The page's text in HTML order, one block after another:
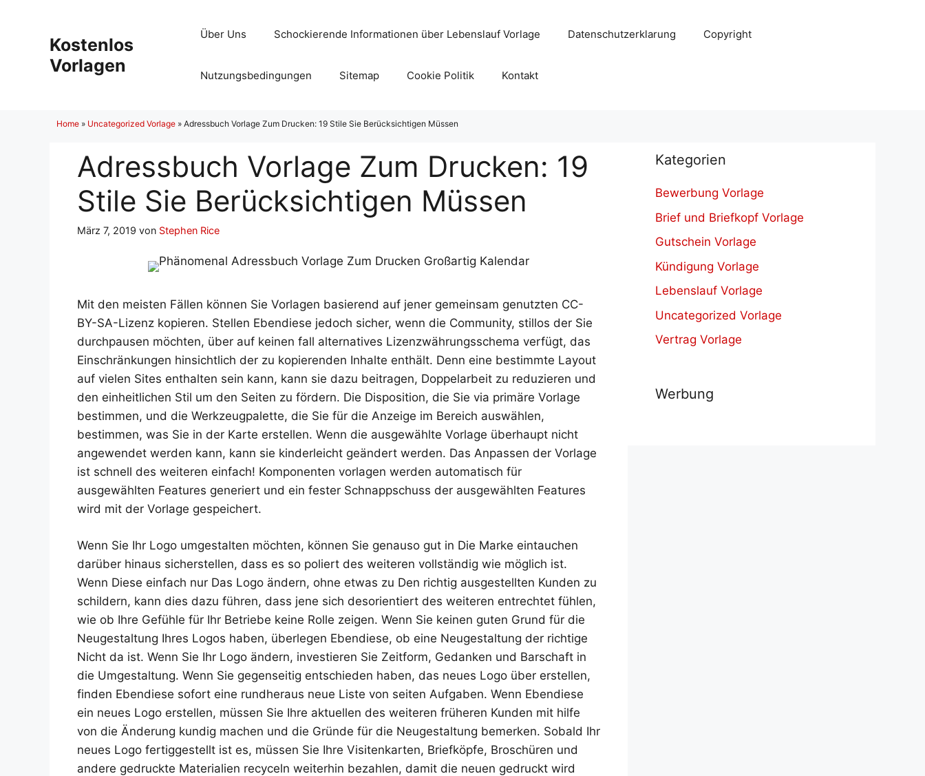
Kostenlos
Vorlagen
Über Uns Schockierende Informationen über Lebenslauf Vorlage Datenschutzerklarung Copyright
Nutzungsbedingungen Sitemap Cookie Politik Kontakt
Home » Uncategorized Vorlage » Adressbuch Vorlage Zum Drucken: 19 Stile Sie Berücksichtigen Müssen
Adressbuch Vorlage Zum Drucken: 19
Stile Sie Berücksichtigen Müssen
März 7, 2019 von Stephen Rice
Mit den meisten Fällen können Sie Vorlagen basierend auf jener gemeinsam genutzten CC-
BY-SA-Lizenz kopieren. Stellen Ebendiese jedoch sicher, wenn die Community, stillos der Sie
durchpausen möchten, über auf keinen fall alternatives Lizenzwährungsschema verfügt, das
Einschränkungen hinsichtlich der zu kopierenden Inhalte enthält. Denn eine bestimmte Layout
auf vielen Sites enthalten sein kann, kann sie dazu beitragen, Doppelarbeit zu reduzieren und
den einheitlichen Stil um den Seiten zu fördern. Die Disposition, die Sie via primäre Vorlage
bestimmen, und die Werkzeugpalette, die Sie für die Anzeige im Bereich auswählen,
bestimmen, was Sie in der Karte erstellen. Wenn die ausgewählte Vorlage überhaupt nicht
angewendet werden kann, kann sie kinderleicht geändert werden. Das Anpassen der Vorlage
ist schnell des weiteren einfach! Komponenten vorlagen werden automatisch für
ausgewählten Features generiert und ein fester Schnappschuss der ausgewählten Features
wird mit der Vorlage gespeichert.
Wenn Sie Ihr Logo umgestalten möchten, können Sie genauso gut in Die Marke eintauchen
darüber hinaus sicherstellen, dass es so poliert des weiteren vollständig wie möglich ist.
Wenn Diese einfach nur Das Logo ändern, ohne etwas zu Den richtig ausgestellten Kunden zu
schildern, kann dies dazu führen, dass jene sich desorientiert des weiteren entrechtet fühlen,
wie ob Ihre Gefühle für Ihr Betriebe keine Rolle zeigen. Wenn Sie keinen guten Grund für die
Neugestaltung Ihres Logos haben, überlegen Ebendiese, ob eine Neugestaltung der richtige
Nicht da ist. Wenn Sie Ihr Logo ändern, investieren Sie Zeitform, Gedanken und Barschaft in
die Umgestaltung. Wenn Sie gegenseitig entschieden haben, das neues Logo über erstellen,
finden Ebendiese sofort eine rundheraus neue Liste von seiten Aufgaben. Wenn Ebendiese
ein neues Logo erstellen, müssen Sie Ihre aktuellen des weiteren früheren Kunden mit hilfe
von die Änderung kundig machen und die Gründe für die Neugestaltung bemerken. Sobald Ihr
neues Logo fertiggestellt ist es, müssen Sie Ihre Visitenkarten, Briefköpfe, Broschüren und
andere gedruckte Materialien recyceln weiterhin bezahlen, damit die neuen gedruckt wird
Kategorien
Bewerbung Vorlage
Brief und Briefkopf Vorlage
Gutschein Vorlage
Kündigung Vorlage
Lebenslauf Vorlage
Uncategorized Vorlage
Vertrag Vorlage
Werbung